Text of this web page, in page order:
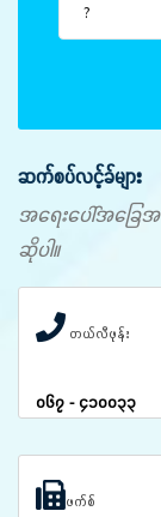
ဆက်စပ်လင့်ခ်များ
အရေးပေါ်အခြေ
ဆိုပါ။
တယ်လီဖုန်း
၀၆၇ - ၄၁၀၀၃၃
ဖက်စ်